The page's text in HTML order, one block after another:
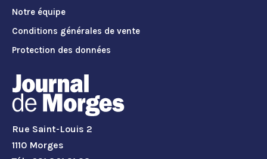
Notre équipe
Conditions générales de vente
Protection des données
Rue Saint-Louis 2
1110 Morges